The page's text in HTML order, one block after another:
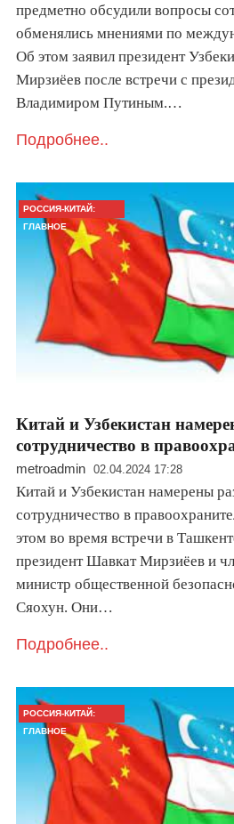
предметно обсудили вопросы
обменялись мнениями по
Об этом заявил президент
Мирзиёев после встречи с
Владимиром Путиным.…
Подробнее..
РОССИЯ-КИТАЙ:
ГЛАВНОЕ
Китай и Узбекистан
сотрудничество в
metroadmin 02.04.2024 17:28
Китай и Узбекистан намерены
сотрудничество в
этом во время встречи в
президент Шавкат Мирзиёев и
министр общественной
Сяохун. Они…
Подробнее..
РОССИЯ-КИТАЙ:
ГЛАВНОЕ